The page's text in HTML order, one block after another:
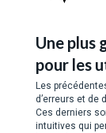
Une plus
pour les
Les
d’erreurs et
Ces derniers
intuitives qui